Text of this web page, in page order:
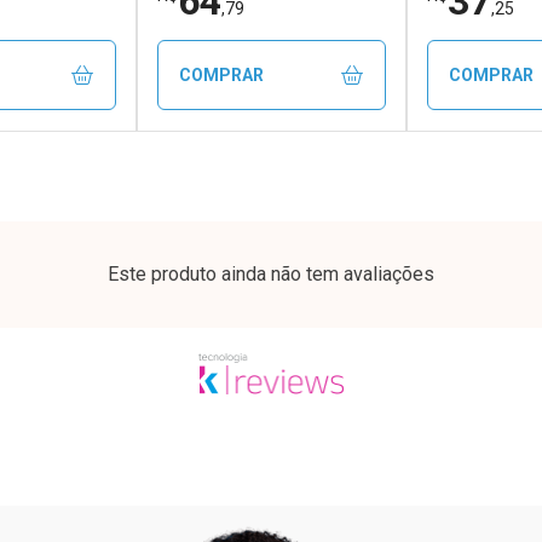
,79
COMPRAR
,25
COMPRAR
Este produto ainda não tem avaliações